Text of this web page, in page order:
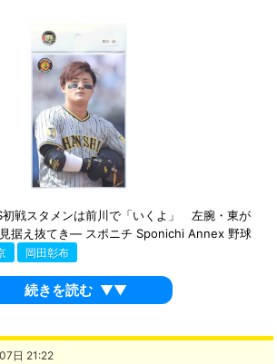
戦スタメンは前川で「いくよ」 左腕・東が
据え抜てき― スポニチ Sponichi Annex 野球
岡田彰布
続きを読む ▼▼
日 21:22